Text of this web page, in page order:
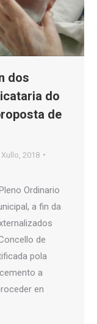
dos
do
de
Xullo, 2018
Ordinario
a fin da
de
pola
a
en